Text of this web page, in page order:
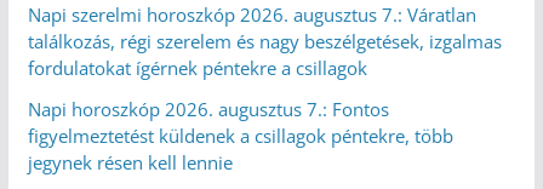
Napi szerelmi horoszkóp 2026. augusztus 7.: Váratlan
találkozás, régi szerelem és nagy beszélgetések, izgalmas
fordulatokat ígérnek péntekre a csillagok
Napi horoszkóp 2026. augusztus 7.: Fontos
figyelmeztetést küldenek a csillagok péntekre, több
jegynek résen kell lennie